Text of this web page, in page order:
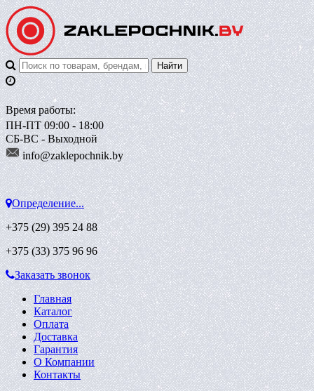
Время работы:
ПН-ПТ 09:00 - 18:00
СБ-ВС - Выходной
info@zaklepochnik.by
Определение...
+375 (29)395 24 88
+375 (33)375 96 96
Заказать звонок
Главная
Каталог
Оплата
Доставка
Гарантия
О Компании
Контакты